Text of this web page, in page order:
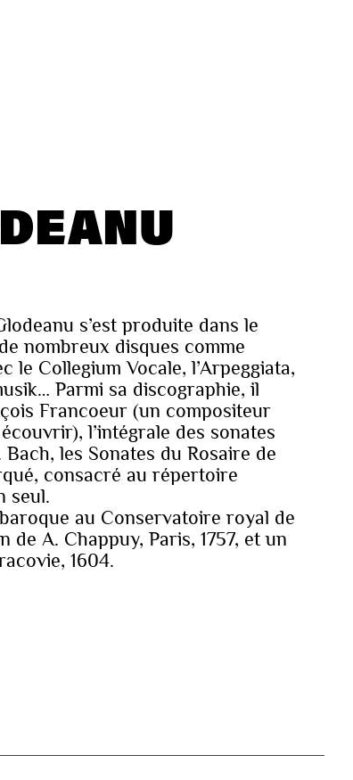
s’est produite dans le
nombreux disques comme
le Collegium Vocale, l’Arpeggiata,
Parmi sa discographie, il
Francoeur (un compositeur
l’intégrale des sonates
les Sonates du Rosaire de
consacré au répertoire
seul.
au Conservatoire royal de
A. Chappuy, Paris, 1757, et un
1604.